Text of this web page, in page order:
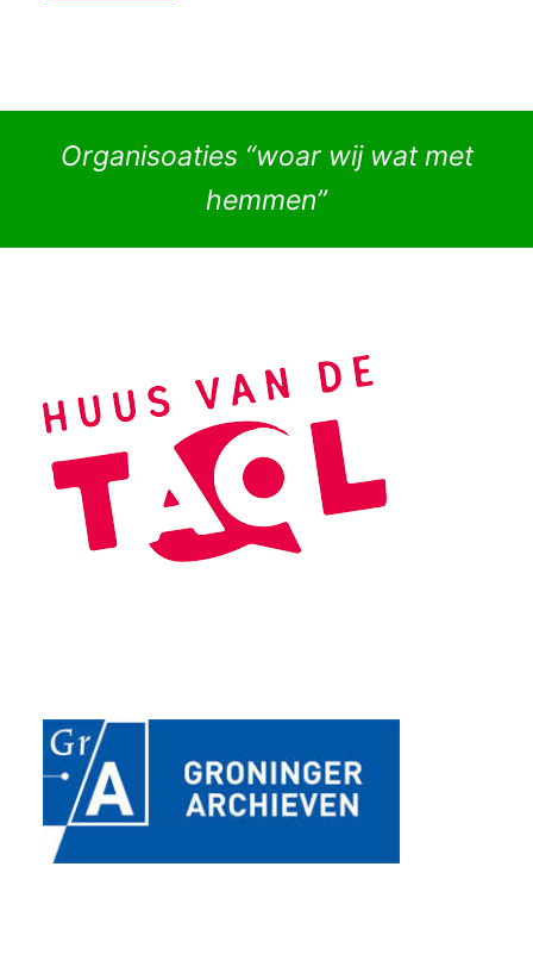
Organisoaties “woar wij wat met
hemmen”